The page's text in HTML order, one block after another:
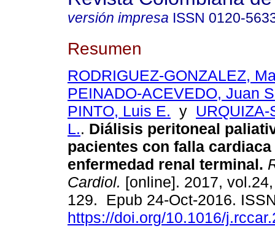
versión impresa ISSN 0120-
Resumen
RODRIGUEZ-GONZALEZ,
PEINADO-ACEVEDO, Juan
PINTO, Luis E. y
L.. Diálisis peritoneal
pacientes con falla
enfermedad renal terminal.
Cardiol. [online]. 2017,
129. Epub 24-Oct-2016.
https://doi.org/10.1016/